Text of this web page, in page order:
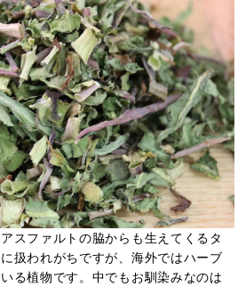
スファルトの脇からも生えてくるタ
扱われがちですが、海外ではハーブ
る植物です。中でもお馴染みなのは